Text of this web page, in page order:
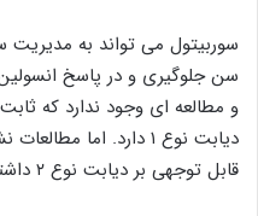
سوربیتول می تواند به
سن جلوگیری و در پاسخ
و مطالعه ای وجود ندارد که
دیابت نوع ۱ دارد. اما
قابل توجهی بر دیابت نوع ۲ داشته باشد.